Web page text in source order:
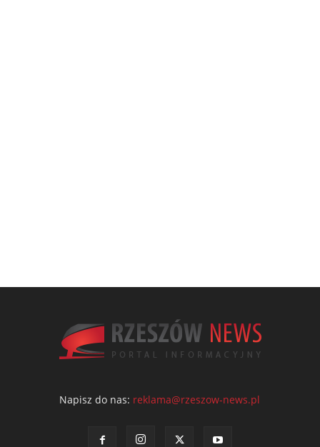
Napisz do nas: reklama@rzeszow-news.pl